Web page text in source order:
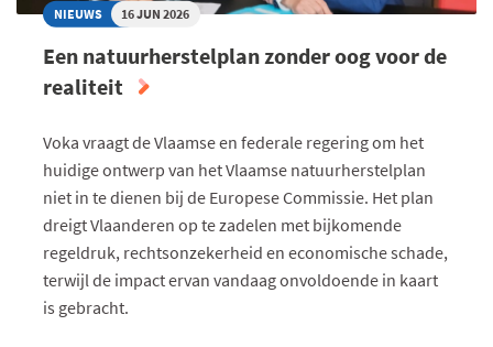
NIEUWS 16 JUN 2026
Een natuurherstelplan zonder oog voor de
realiteit
Voka vraagt de Vlaamse en federale regering om het
huidige ontwerp van het Vlaamse natuurherstelplan
niet in te dienen bij de Europese Commissie. Het plan
dreigt Vlaanderen op te zadelen met bijkomende
regeldruk, rechtsonzekerheid en economische schade,
terwijl de impact ervan vandaag onvoldoende in kaart
is gebracht.